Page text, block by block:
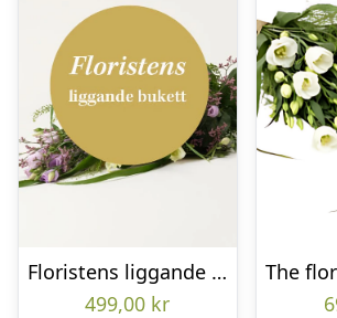
Floristens liggande bukett
499,00 kr